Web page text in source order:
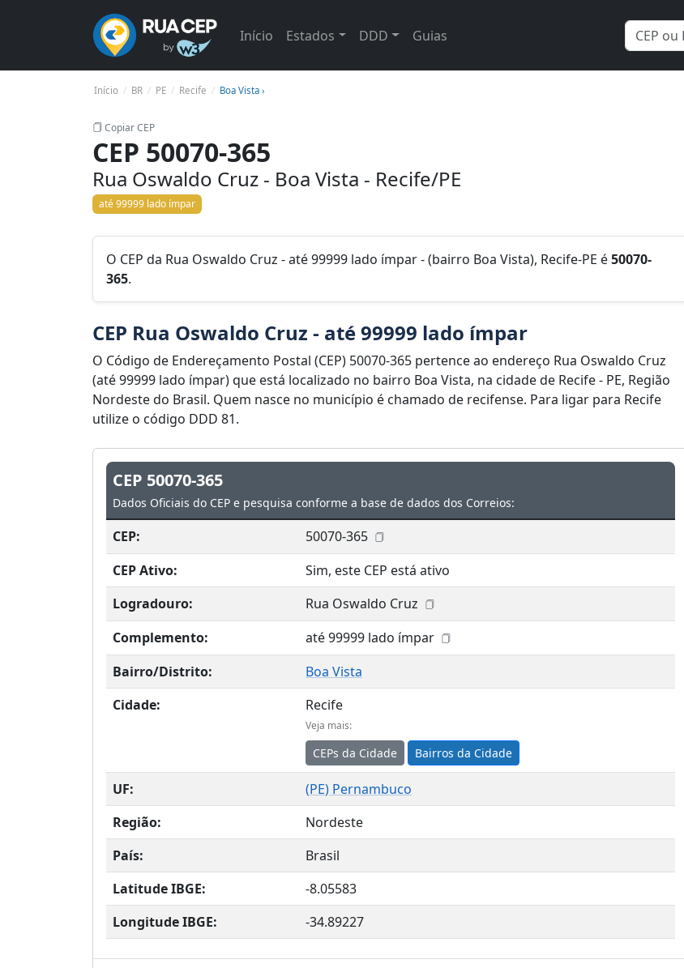
Início Estados DDD Guias
Início BR PE Recife Boa Vista ›
Copiar CEP
CEP 50070-365
Rua Oswaldo Cruz - Boa Vista - Recife/PE
até 99999 lado ímpar
O CEP da Rua Oswaldo Cruz - até 99999 lado ímpar - (bairro Boa Vista), Recife-PE é50070-
365.
CEP Rua Oswaldo Cruz - até 99999 lado ímpar
O Código de Endereçamento Postal (CEP) 50070-365 pertence ao endereço Rua Oswaldo Cruz
(até 99999 lado ímpar) que está localizado no bairro Boa Vista, na cidade de Recife - PE, Região
Nordeste do Brasil. Quem nasce no município é chamado de recifense. Para ligar para Recife
utilize o código DDD 81.
CEP 50070-365
Dados Oficiais do CEP e pesquisa conforme a base de dados dos Correios:
CEP:
50070-365
CEP Ativo:
Sim, este CEP está ativo
Logradouro:
Rua Oswaldo Cruz
Complemento:
até 99999 lado ímpar
Bairro/Distrito:
Boa Vista
Cidade:
Recife
Veja mais:
CEPs da Cidade Bairros da Cidade
UF: (PE) Pernambuco
Região:
Nordeste
País:
Brasil
Latitude IBGE:
-8.05583
Longitude IBGE:
-34.89227